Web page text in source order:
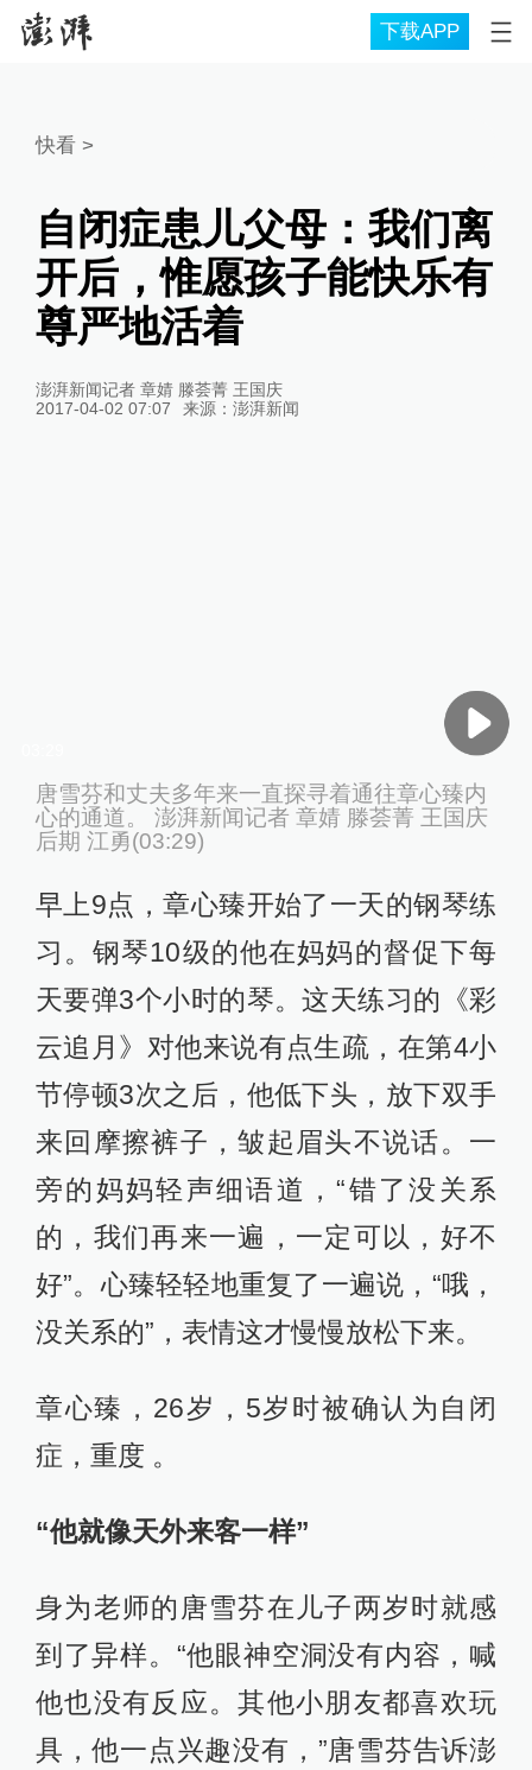
下载APP
快看>
自闭症患儿父母：我们离
开后，惟愿孩子能快乐有
尊严地活着
澎湃新闻记者 章婧 滕荟菁 王国庆
2017-04-02 07:07
来源： 澎湃新闻
唐雪芬和丈夫多年来一直探寻着通往章心臻内
心的通道。 澎湃新闻记者 章婧 滕荟菁 王国庆
后期 江勇(03:29)
早上9点，章心臻开始了一天的钢琴练
习。钢琴10级的他在妈妈的督促下每
天要弹3个小时的琴。这天练习的《彩
云追月》对他来说有点生疏，在第4小
节停顿3次之后，他低下头，放下双手
来回摩擦裤子，皱起眉头不说话。一
旁的妈妈轻声细语道，“错了没关系
的，我们再来一遍，一定可以，好不
好”。心臻轻轻地重复了一遍说，“哦，
没关系的”，表情这才慢慢放松下来。
章心臻，26岁，5岁时被确认为自闭
症，重度 。
“他就像天外来客一样”
身为老师的唐雪芬在儿子两岁时就感
到了异样。“他眼神空洞没有内容，喊
他也没有反应。其他小朋友都喜欢玩
具，他一点兴趣没有，”唐雪芬告诉澎